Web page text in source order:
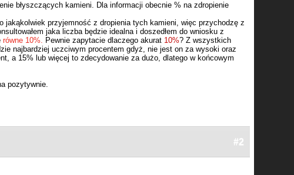
błyszczących kamieni. Dla informacji obecnie % na zdropienie
przyjemność z dropienia tych kamieni, więc przychodzę z
jaka liczba będzie idealna i doszedłem do wniosku z
równe 10%. Pewnie zapytacie dlaczego akurat 10%? Z wszystkich
najbardziej uczciwym procentem gdyż, nie jest on za wysoki oraz
a 15% lub więcej to zdecydowanie za dużo, dlatego w końcowym
pozytywnie.
#2